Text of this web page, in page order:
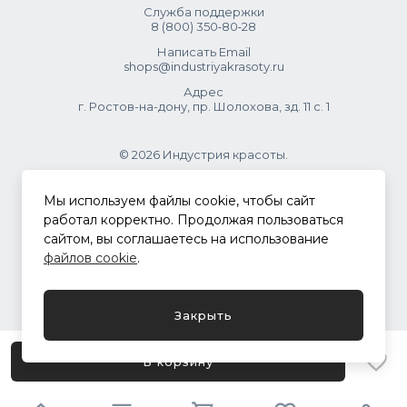
В корзину
добавляются к основному оттенку. Для
волос уровня 3-5 — 10% от основного красителя, для
волос уровня 6-7 — 6-8% от основного красителя, для
волос уровня 8-9 — 2-4% от основного красителя, для
волос уровня 10-12 — 1% от основного красителя. Оксид
рассчитывается стандартно. Корректоры самостоятельно
распределить эмульгирующей техникой. Выдержка до 20
Служба поддержки
8 (800) 350‑80‑28
Написать Email
shops@industriyakrasoty.ru
Адрес
г. Ростов-на-дону, пр. Шолохова, зд. 11 с. 1
© 2026 Индустрия красоты.
.
Политика конфиденциальности
Мы используем файлы cookie, чтобы сайт
работал корректно. Продолжая пользоваться
сайтом, вы соглашаетесь на использование
файлов cookie.
Закрыть